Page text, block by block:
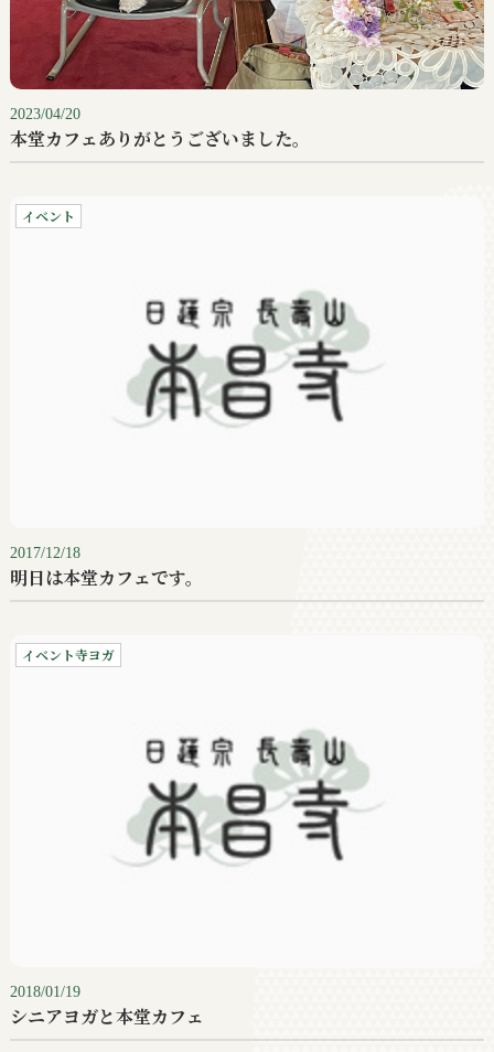
2023/04/20
本堂カフェありがとうございました。
イベント
2017/12/18
明日は本堂カフェです。
イベント寺ヨガ
2018/01/19
シニアヨガと本堂カフェ